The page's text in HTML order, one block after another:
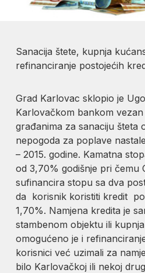
Sanacija štete, kupnja
refinanciranje postojećih
Grad Karlovac sklopio je
Karlovačkom bankom
građanima za sanaciju šteta
nepogoda za poplave
– 2015. godine. Kamatna
od 3,70% godišnje pri čemu
sufinancira stopu sa dva
da korisnik koristiti kredit
1,70%. Namjena kredita je
stambenom objektu ili
omogućeno je i
korisnici već uzimali za
bilo Karlovačkoj ili nekoj